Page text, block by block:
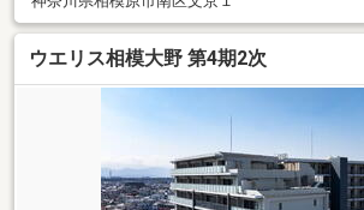
ウエリス相模大野 第4期2次